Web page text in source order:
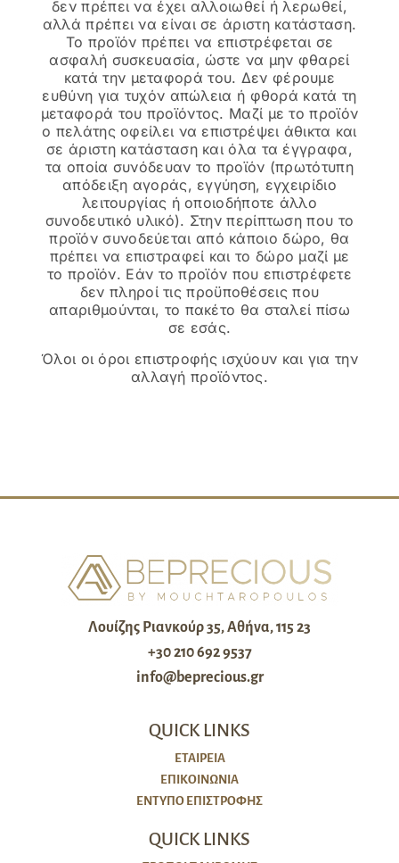
δεν πρέπει να έχει αλλοιωθεί ή λερωθεί,
αλλά πρέπει να είναι σε άριστη κατάσταση.
Το προϊόν πρέπει να επιστρέφεται σε
ασφαλή συσκευασία, ώστε να μην φθαρεί
κατά την μεταφορά του. Δεν φέρουμε
ευθύνη για τυχόν απώλεια ή φθορά κατά τη
μεταφορά του προϊόντος. Μαζί με το προϊόν
ο πελάτης οφείλει να επιστρέψει άθικτα και
σε άριστη κατάσταση και όλα τα έγγραφα,
τα οποία συνόδευαν το προϊόν (πρωτότυπη
απόδειξη αγοράς, εγγύηση, εγχειρίδιο
λειτουργίας ή οποιοδήποτε άλλο
συνοδευτικό υλικό). Στην περίπτωση που το
προϊόν συνοδεύεται από κάποιο δώρο, θα
πρέπει να επιστραφεί και το δώρο μαζί με
το προϊόν. Εάν το προϊόν που επιστρέφετε
δεν πληροί τις προϋποθέσεις που
απαριθμούνται, το πακέτο θα σταλεί πίσω
σε εσάς.
Όλοι οι όροι επιστροφής ισχύουν και για την
αλλαγή προϊόντος.
Λουίζης Ριανκούρ 35, Αθήνα, 115 23
+30 210 692 9537
info@beprecious.gr
QUICK LINKS
ΕΤΑΙΡΕΙΑ
ΕΠΙΚΟΙΝΩΝΙΑ
ΈΝΤΥΠΟ ΕΠΙΣΤΡΟΦΉΣ
QUICK LINKS